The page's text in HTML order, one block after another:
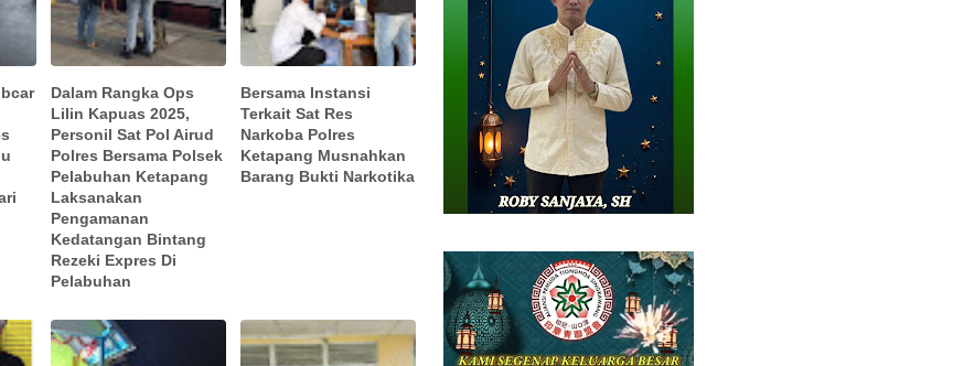
Dalam Rangka Ops
Lilin Kapuas 2025,
Personil Sat Pol Airud
Polres Bersama Polsek
Pelabuhan Ketapang
Laksanakan
Pengamanan
Kedatangan Bintang
Rezeki Expres Di
Pelabuhan
Bersama Instansi
Terkait Sat Res
Narkoba Polres
Ketapang Musnahkan
Barang Bukti Narkotika